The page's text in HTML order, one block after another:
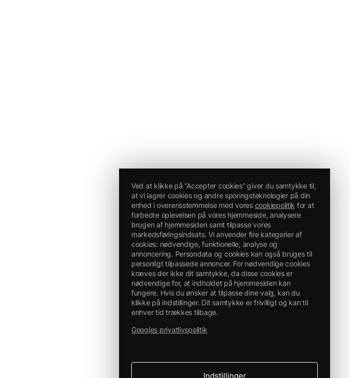
Ved at klikke på “Accepter cookies” giver du samtykke til,
at vi lagrer cookies og andre sporingsteknologier på din
enhed i overensstemmelse med vores cookiepolitik for at
forbedre oplevelsen på vores hjemmeside, analysere
brugen af hjemmesiden samt tilpasse vores
markedsføringsindsats. Vi anvender fire kategorier af
cookies: nødvendige, funktionelle, analyse og
annoncering. Persondata og cookies kan også bruges til
personligt tilpassede annoncer. For nødvendige cookies
kræves der ikke dit samtykke, da disse cookies er
nødvendige for, at indholdet på hjemmesiden kan
fungere. Hvis du ønsker at tilpasse dine valg, kan du
klikke på indstillinger. Dit samtykke er frivilligt og kan til
enhver tid trækkes tilbage.
Googles privatlivspolitik
Indstillinger